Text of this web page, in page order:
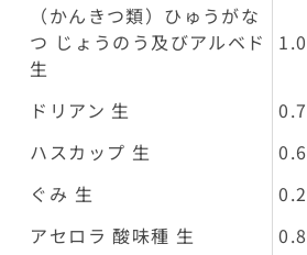
（かんきつ類）ひゅうがな
つ じょうのう及びアルベド
生
1.0
ドリアン 生 0.7
ハスカップ 生
0.6
ぐみ 生
0.2
アセロラ 酸味種 生
0.8